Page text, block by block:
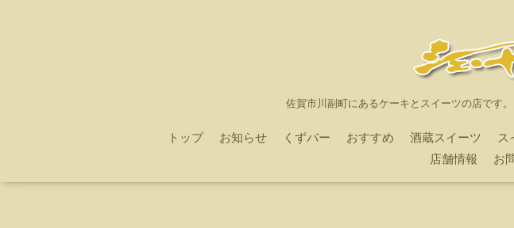
佐賀市川副町にあるケーキとスイーツの店です
トップ お知らせ くずバー おすすめ 酒蔵スイーツ ス
店舗情報
お